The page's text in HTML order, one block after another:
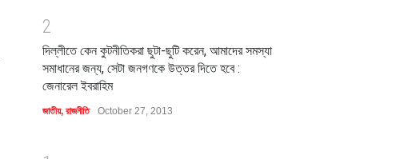
2
দিল্লীতে কেন কুটনীতিকরা ছুটা-ছুটি করেন, আমাদের সমস্যা
সমাধানের জন্য, সেটা জনগণকে উত্তর দিতে হবে :
জেনারেল ইবরাহিম
জাতীয়, রাজনীতি October 27, 2013